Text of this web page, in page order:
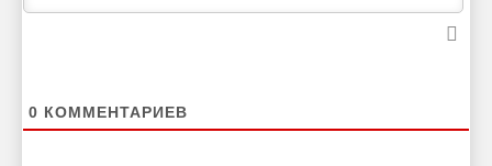
0 КОММЕНТАРИЕВ